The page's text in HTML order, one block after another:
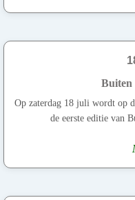
Buiten
Op zaterdag 18 juli wordt op
de eerste editie van